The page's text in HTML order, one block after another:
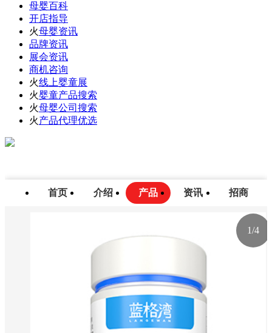
母婴百科
开店指导
火母婴资讯
品牌资讯
展会资讯
商机咨询
火线上婴童展
火婴童产品搜索
火母婴公司搜索
火产品代理优选
首页 介绍 产品 资讯 招商
1/4